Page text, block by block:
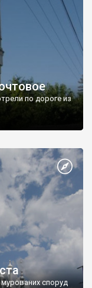
по дороге из
споруд